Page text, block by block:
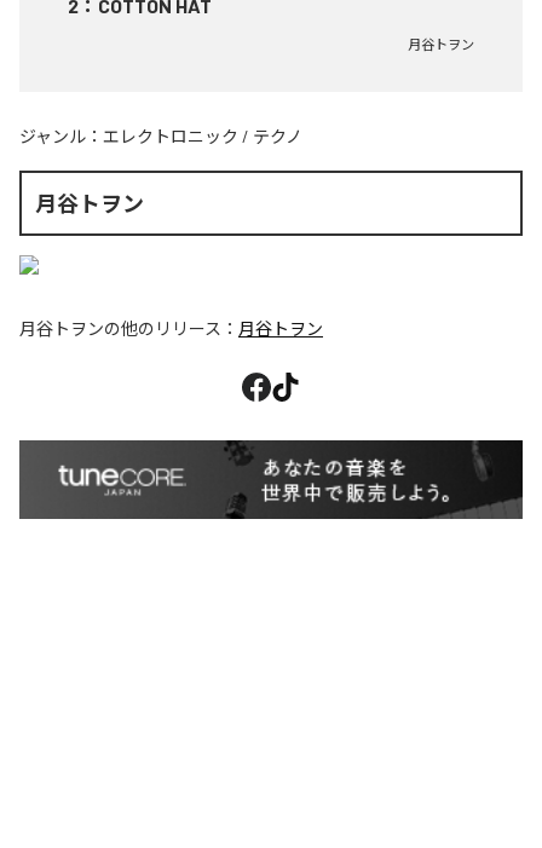
2 ： COTTON HAT
月谷トヲン
ジャンル： エレクトロニック / テクノ
月谷トヲン
月谷トヲンの他のリリース： 月谷トヲン